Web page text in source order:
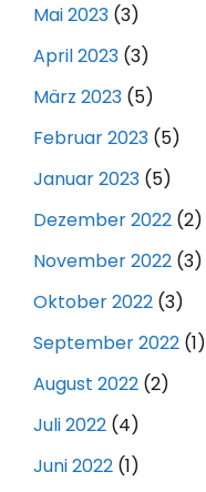
Mai 2023 (3)
April 2023 (3)
März 2023 (5)
Februar 2023 (5)
Januar 2023 (5)
Dezember 2022 (2)
November 2022 (3)
Oktober 2022 (3)
September 2022 (1)
August 2022 (2)
Juli 2022 (4)
Juni 2022 (1)